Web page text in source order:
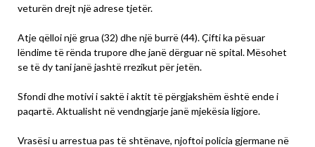
veturën drejt një adrese tjetër.
Atje qëlloi një grua (32) dhe një burrë (44). Çifti ka pësuar
lëndime të rënda trupore dhe janë dërguar në spital. Mësohet
se të dy tani janë jashtë rrezikut për jetën.
Sfondi dhe motivi i saktë i aktit të përgjakshëm është ende i
paqartë. Aktualisht në vendngjarje janë mjekësia ligjore.
Vrasësi u arrestua pas të shtënave, njoftoi policia gjermane në